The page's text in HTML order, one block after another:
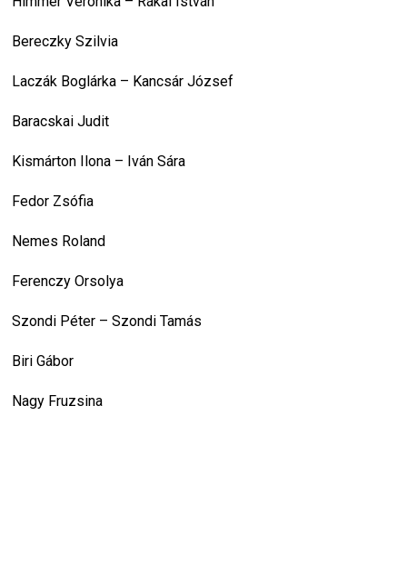
Bereczky Szilvia
Laczák Boglárka – Kancsár József
Baracskai Judit
Kismárton Ilona – Iván Sára
Fedor Zsófia
Nemes Roland
Ferenczy Orsolya
Szondi Péter – Szondi Tamás
Biri Gábor
Nagy Fruzsina